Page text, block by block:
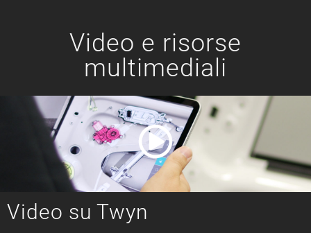
Video e risorse
multimediali
Video su Twyn